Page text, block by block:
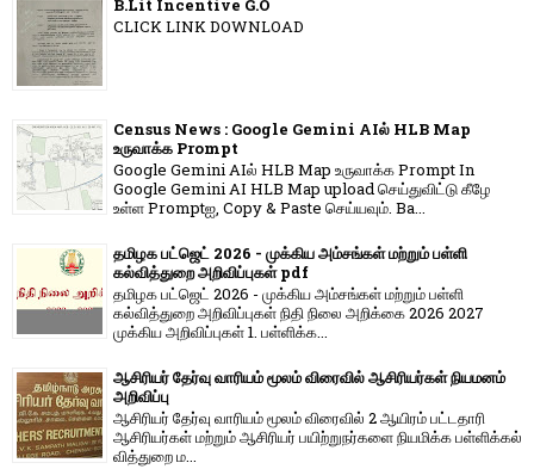
B.Lit Incentive G.O
CLICK LINK DOWNLOAD
Census News : Google Gemini AIல் HLB Map
உருவாக்க Prompt
Google Gemini AIல் HLB Map உருவாக்க Prompt In
Google Gemini AI HLB Map upload செய்துவிட்டு கீழே
உள்ள Promptஐ, Copy & Paste செய்யவும். Ba...
தமிழக பட்ஜெட் 2026 - முக்கிய அம்சங்கள் மற்றும் பள்ளி
கல்வித்துறை அறிவிப்புகள் pdf
தமிழக பட்ஜெட் 2026 - முக்கிய அம்சங்கள் மற்றும் பள்ளி
கல்வித்துறை அறிவிப்புகள் நிதி நிலை அறிக்கை 2026 2027
முக்கிய அறிவிப்புகள் 1. பள்ளிக்க...
ஆசிரியர் தேர்வு வாரியம் மூலம் விரைவில் ஆசிரியர்கள் நியமனம்
அறிவிப்பு
ஆசிரியர் தேர்வு வாரி​யம் மூலம் விரை​வில் 2 ஆயிரம் பட்​ட​தாரி
ஆசிரியர்​கள் மற்​றும் ஆசிரியர் பயிற்றுநர்​களை நியமிக்க பள்​ளிக்​கல்​
வித்​துறை ம...